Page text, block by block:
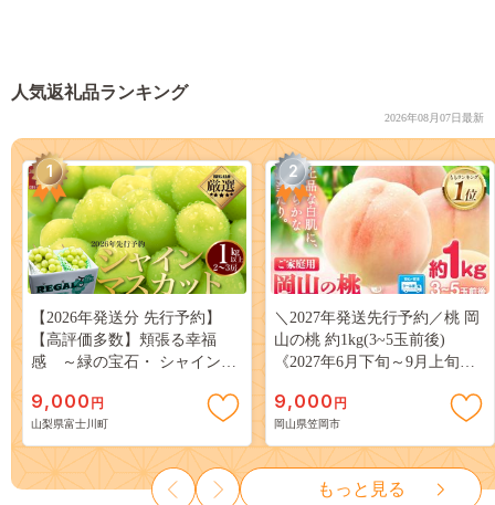
人気返礼品ランキング
2026年08月07日最新
1
【2026年発送分 先行予約】
【高評価多数】頬張る幸福
感 ～緑の宝石・ シャインマ
３房） フルーツ 山梨県産 果
物 くだもの シャイン マスカ
ット ぶどう ブドウ 葡萄 大粒
種なし 先行予約 富士川町
10000円 一万円 9000円 九千円
9,000 円
山梨県富士川町
2
＼2027年発送先行予約／桃 岡
山の桃 約1kg(3~5玉前後)
《2027年6月下旬～9月上旬頃
岡山 はくとう スイーツ フル
ーツ 果物 デザート 旬 モモ も
も 先行予約 送料無料 果物 岡
山県 笠岡市 清水白桃 白鳳 白
麗 クール便---
9,000 円
岡山県笠岡市
もっと見る